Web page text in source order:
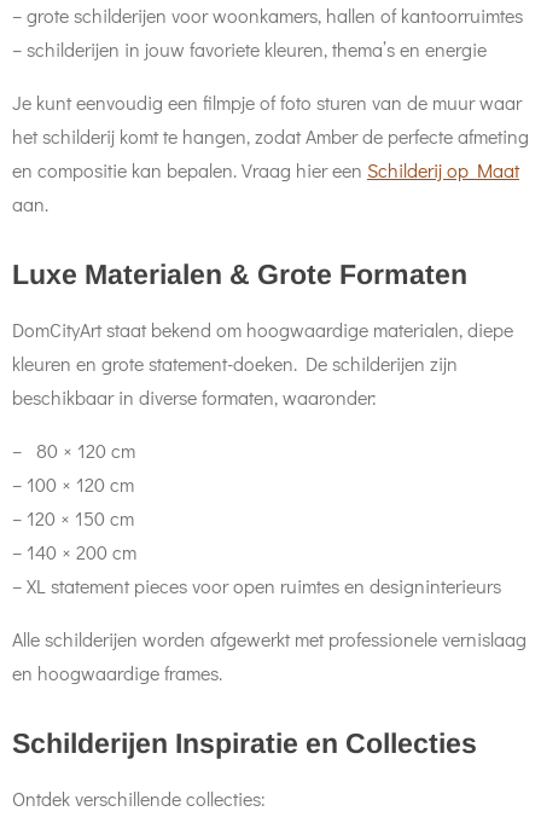
– grote schilderijen voor woonkamers, hallen of kantoorruimtes
– schilderijen in jouw favoriete kleuren, thema’s en energie
Je kunt eenvoudig een filmpje of foto sturen van de muur waar
het schilderij komt te hangen, zodat Amber de perfecte afmeting
en compositie kan bepalen. Vraag hier een Schilderij op Maat
aan.
Luxe Materialen & Grote Formaten
DomCityArt staat bekend om hoogwaardige materialen, diepe
kleuren en grote statement-doeken. De schilderijen zijn
beschikbaar in diverse formaten, waaronder:
– 80 × 120 cm
– 100 × 120 cm
– 120 × 150 cm
– 140 × 200 cm
– XL statement pieces voor open ruimtes en designinterieurs
Alle schilderijen worden afgewerkt met professionele vernislaag
en hoogwaardige frames.
Schilderijen Inspiratie en Collecties
Ontdek verschillende collecties: